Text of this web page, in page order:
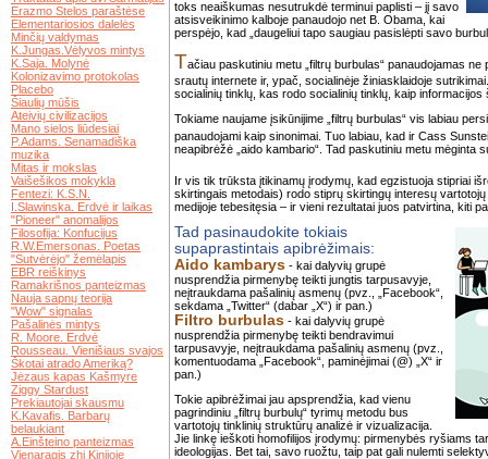
Erazmo Stelos paraštėse
Elementariosios dalelės
Minčių valdymas
K.Jungas.Vėlyvos mintys
K.Saja. Molynė
Kolonizavimo protokolas
Placebo
Šiaulių mūšis
Ateivių civilizacijos
Mano sielos liūdesiai
P.Adams. Senamadiška
muzika
Mitas ir mokslas
Vaišešikos mokykla
Fentezi: K.S.N.
I.Slawinska. Erdvė ir laikas
"Pioneer" anomalijos
Filosofija: Konfucijus
R.W.Emersonas. Poetas
"Sutvėrėjo" žemėlapis
EBR reiškinys
Ramakrišnos panteizmas
Nauja sapnų teorija
"Wow" signalas
Pašalinės mintys
R. Moore. Erdvė
Rousseau. Vienišiaus svajos
Škotai atrado Ameriką?
Jėzaus kapas Kašmyre
Ziggy Stardust
Prekiautojai skausmu
K.Kavafis. Barbarų
belaukiant
A.Einšteino panteizmas
Vienaragis zhi Kinijoje
toks neaiškumas nesutrukdė terminui paplisti – jį savo
atsisveikinimo kalboje panaudojo net B. Obama, kai
perspėjo, kad „daugeliui tapo saugiau pasislėpti savo
Tačiau paskutiniu metu „filtrų burbulas“ panaudojamas
srautų internete ir, ypač, socialinėje žiniasklaidoje
socialinių tinklų, kas rodo socialinių tinklų, kaip
Tokiame naujame įsikūnijime „filtrų burbulas“ vis labiau
panaudojami kaip sinonimai. Tuo labiau, kad ir Cass
neapibrėžė „aido kambario“. Tad paskutiniu metu mėginta
Ir vis tik trūksta įtikinamų įrodymų, kad egzistuoja stipriai
skirtingais metodais) rodo stiprų skirtingų interesų
medijoje tebesitęsia – ir vieni rezultatai juos patvirtina, kiti
Tad pasinaudokite tokiais
supaprastintais apibrėžimais:
Aido kambarys - kai dalyvių grupė
nusprendžia pirmenybę teikti jungtis tarpusavyje,
neįtraukdama pašalinių asmenų (pvz., „Facebook“,
sekdama „Twitter“ (dabar „X“) ir pan.)
Filtro burbulas - kai dalyvių grupė
nusprendžia pirmenybę teikti bendravimui
tarpusavyje, neįtraukdama pašalinių asmenų (pvz.,
komentuodama „Facebook“, paminėjimai (@) „X“ ir
pan.)
Tokie apibrėžimai jau apsprendžia, kad vienu
pagrindiniu „filtrų burbulų“ tyrimų metodu bus
vartotojų tinklinių struktūrų analizė ir vizualizacija.
Jie linkę ieškoti homofilijos įrodymų: pirmenybės ryšiams
ideologijas. Bet tai, savo ruožtu, taip pat gali nulemti